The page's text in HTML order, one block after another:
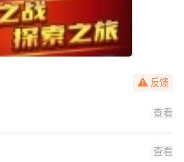
反馈
查看
查看